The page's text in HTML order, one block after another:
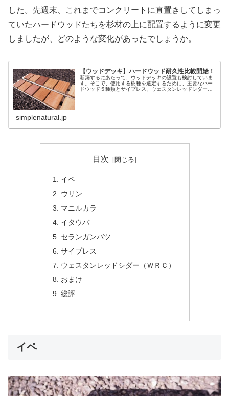
した。先週末、これまでコンクリートに直置きしてしまっ
ていたハードウッドたちを杉材の上に配置するように変更
しましたが、どのような変化があったでしょうか。
【ウッドデッキ】ハードウッド耐久性比較開始！
新築するにあたって、ウッドデッキの設置も検討していま
す。そこで、使用する樹種を選定するために、主要なハー
ドウッド５種類とサイプレス、ウェスタンレッドシダーの
simplenatural.jp
目次
イペ
ウリン
マニルカラ
イタウバ
セランガンバツ
サイプレス
ウェスタンレッドシダー（ＷＲＣ）
おまけ
総評
イペ